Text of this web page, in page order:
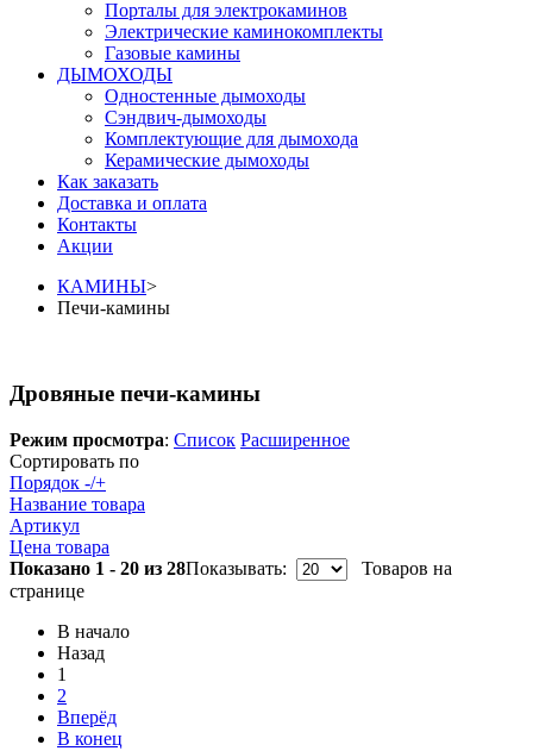
Порталы для электрокаминов
Электрические каминокомплекты
Газовые камины
ДЫМОХОДЫ
Одностенные дымоходы
Сэндвич-дымоходы
Комплектующие для дымохода
Керамические дымоходы
Как заказать
Доставка и оплата
Контакты
Акции
КАМИНЫ>
Печи-камины
Дровяные печи-камины
Режим просмотра: Список Расширенное
Сортировать по
Порядок -/+
Название товара
Артикул
Цена товара
Показано 1 - 20 из 28Показывать:
Товаров на
странице
В начало
Назад
1
2
Вперёд
В конец